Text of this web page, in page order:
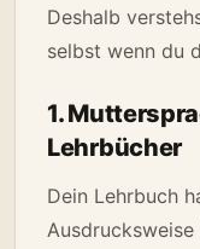
Deshalb
selbst wenn du
1.
Lehrbücher
Dein Lehrbuch